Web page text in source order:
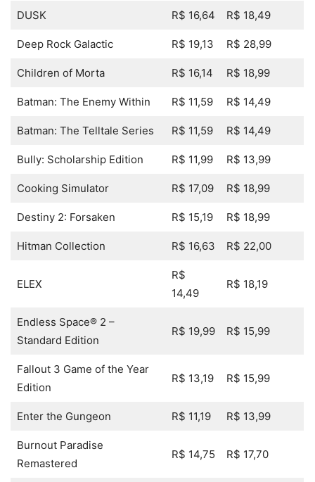
DUSK R$ 16,64 R$ 18,49
Deep Rock Galactic R$ 19,13 R$ 28,99
Children of Morta R$ 16,14 R$ 18,99
Batman: The Enemy Within R$ 11,59 R$ 14,49
Batman: The Telltale Series R$ 11,59 R$ 14,49
Bully: Scholarship Edition R$ 11,99 R$ 13,99
Cooking Simulator R$ 17,09 R$ 18,99
Destiny 2: Forsaken R$ 15,19 R$ 18,99
Hitman Collection R$ 16,63 R$ 22,00
ELEX
R$
14,49
R$ 18,19
Endless Space® 2 –
Standard Edition
R$ 19,99 R$ 15,99
Fallout 3 Game of the Year
Edition
R$ 13,19 R$ 15,99
Enter the Gungeon R$ 11,19 R$ 13,99
Burnout Paradise
Remastered
R$ 14,75 R$ 17,70